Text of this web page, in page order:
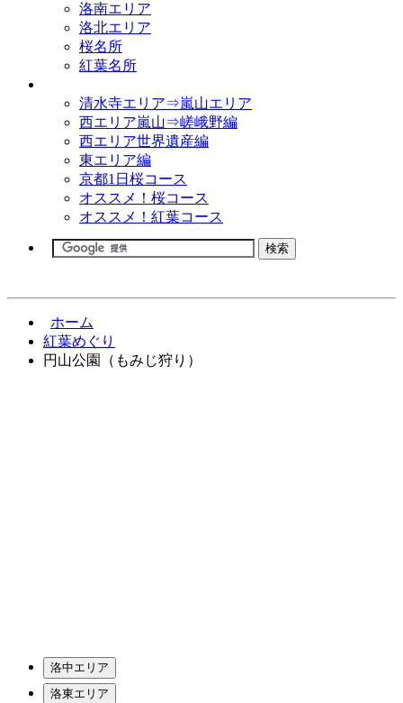
洛南エリア
洛北エリア
桜名所
紅葉名所
清水寺エリア⇒嵐山エリア
西エリア嵐山⇒嵯峨野編
西エリア世界遺産編
東エリア編
京都1日桜コース
オススメ！桜コース
オススメ！紅葉コース
ホーム
紅葉めぐり
円山公園（もみじ狩り）
洛中エリア
洛東エリア